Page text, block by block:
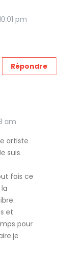
pm
Répondre
am
artiste
suis
fais ce
et
pour